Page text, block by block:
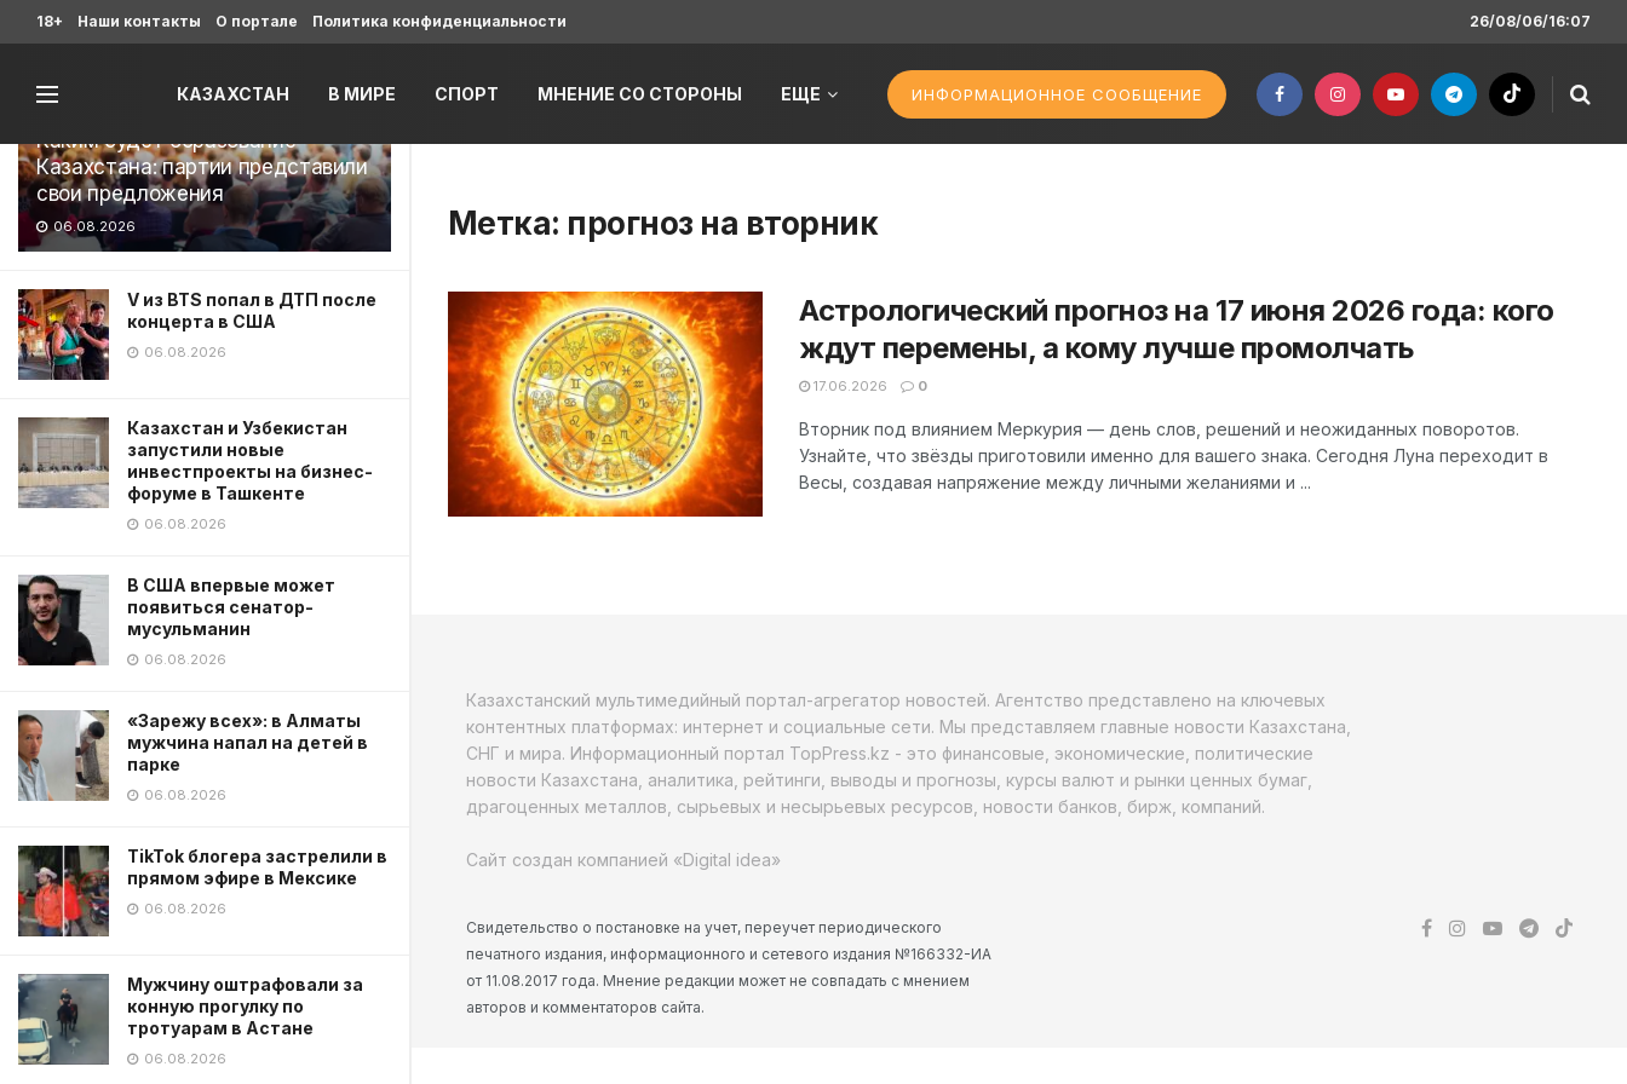
Последние
Каким будет образование
Казахстана: партии представили
свои предложения
06.08.2026
V из BTS попал в ДТП после
концерта в США
06.08.2026
Казахстан и Узбекистан
запустили новые
инвестпроекты на бизнес-
форуме в Ташкенте
06.08.2026
В США впервые может
появиться сенатор-
мусульманин
06.08.2026
«Зарежу всех»: в Алматы
мужчина напал на детей в
парке
06.08.2026
TikTok блогера застрелили в
прямом эфире в Мексике
06.08.2026
Мужчину оштрафовали за
конную прогулку по
тротуарам в Астане
06.08.2026
18+ Наши контакты О портале Политика конфиденциальности 26/08/06/16:07
КАЗАХСТАН В МИРЕ СПОРТ МНЕНИЕ СО СТОРОНЫ ЕЩЕ ИНФОРМАЦИОННОЕ СООБЩЕНИЕ
Метка: прогноз на вторник
Астрологический прогноз на 17 июня 2026 года: кого
ждут перемены, а кому лучше промолчать
17.06.2026 0
Вторник под влиянием Меркурия — день слов, решений и неожиданных поворотов.
Узнайте, что звёзды приготовили именно для вашего знака. Сегодня Луна переходит в
Весы, создавая напряжение между личными желаниями и ...
Казахстанский мультимедийный портал-агрегатор новостей. Агентство представлено на ключевых
контентных платформах: интернет и социальные сети. Мы представляем главные новости Казахстана,
СНГ и мира. Информационный портал TopPress.kz - это финансовые, экономические, политические
новости Казахстана, аналитика, рейтинги, выводы и прогнозы, курсы валют и рынки ценных бумаг,
драгоценных металлов, сырьевых и несырьевых ресурсов, новости банков, бирж, компаний.
Сайт создан компанией «Digital idea»
Свидетельство о постановке на учет, переучет периодического
печатного издания, информационного и сетевого издания №166332-ИА
от 11.08.2017 года. Мнение редакции может не совпадать с мнением
авторов и комментаторов сайта.